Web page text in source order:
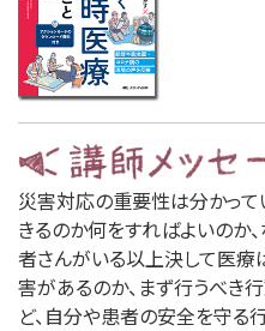
災害対応の重要性は分かっ
きるのか何をすればよいのか
者さんがいる以上決して医療
害があるのか、まず行うべき
ど、自分や患者の安全を守る